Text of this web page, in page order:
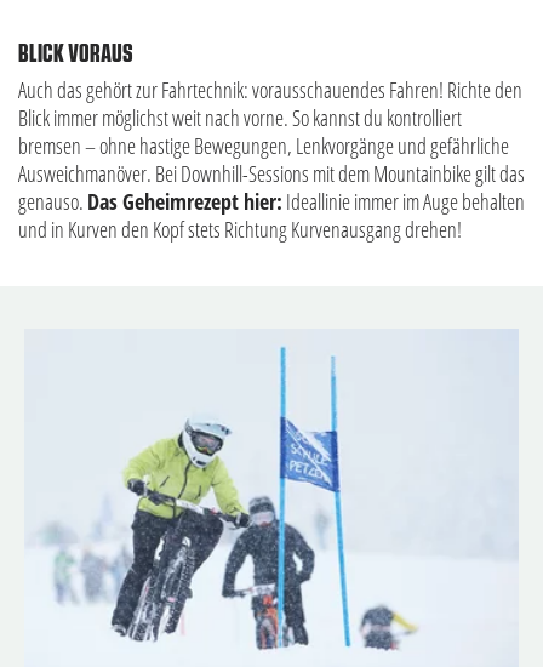
BLICK VORAUS
Auch das gehört zur Fahrtechnik: vorausschauendes Fahren! Richte den
Blick immer möglichst weit nach vorne. So kannst du kontrolliert
bremsen – ohne hastige Bewegungen, Lenkvorgänge und gefährliche
Ausweichmanöver. Bei Downhill-Sessions mit dem Mountainbike gilt das
genauso. Das Geheimrezept hier: Ideallinie immer im Auge behalten
und in Kurven den Kopf stets Richtung Kurvenausgang drehen!